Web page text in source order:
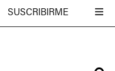
SUSCRIBIRME